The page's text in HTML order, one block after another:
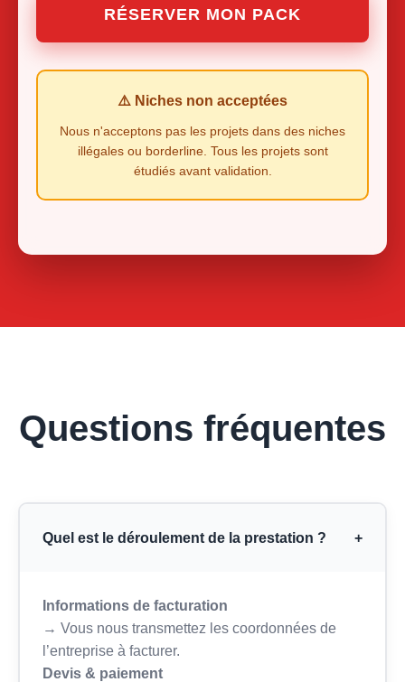
RÉSERVER MON PACK
⚠️ Niches non acceptées
Nous n'acceptons pas les projets dans des niches
illégales ou borderline. Tous les projets sont
étudiés avant validation.
Questions fréquentes
Quel est le déroulement de la prestation ? +
Informations de facturation
→ Vous nous transmettez les coordonnées de
l’entreprise à facturer.
Devis & paiement